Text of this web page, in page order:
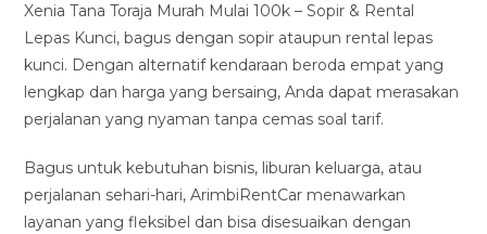
Xenia Tana Toraja Murah Mulai 100k – Sopir & Rental
Lepas Kunci, bagus dengan sopir ataupun rental lepas
kunci. Dengan alternatif kendaraan beroda empat yang
lengkap dan harga yang bersaing, Anda dapat merasakan
perjalanan yang nyaman tanpa cemas soal tarif.
Bagus untuk kebutuhan bisnis, liburan keluarga, atau
perjalanan sehari-hari, ArimbiRentCar menawarkan
layanan yang fleksibel dan bisa disesuaikan dengan